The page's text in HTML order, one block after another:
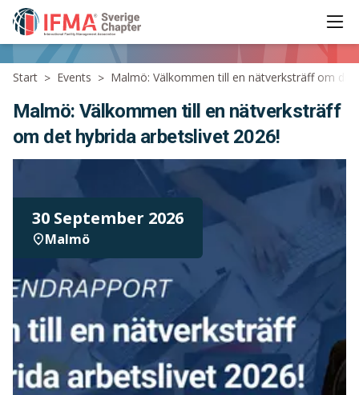
IFMA - International Facility Management Association
Start > Events > Malmö: Välkommen till en nätverksträff om det
Malmö: Välkommen till en nätverksträff
om det hybrida arbetslivet 2026!
30 September 2026
Malmö